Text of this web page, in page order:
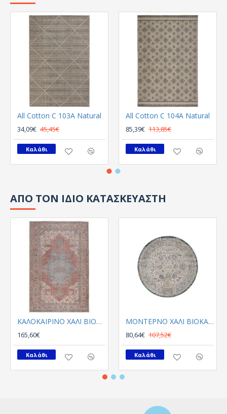
All Cotton C 103A Natural
34,09€ 45,45€
Καλάθι
All Cotton C 104A Natural
85,39€ 113,85€
Καλάθι
ΑΠΟ ΤΟΝ ΙΔΙΟ ΚΑΤΑΣΚΕΥΑΣΤΗ
ΚΑΛΟΚΑΙΡΙΝΟ ΧΑΛΙ ΒΙΟΚΑΡΠΕΤ PLUMERIA 5525 01
165,60€
Καλάθι
ΜΟΝΤΕΡΝΟ ΧΑΛΙ ΒΙΟΚΑΡΠΕΤGossip 8504A White Blue Round
80,64€ 107,52€
Καλάθι